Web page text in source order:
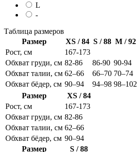
L
-
Таблица размеров
Размер
XS / 84 S / 88 M / 92
Рост, см
167-173
Обхват груди, см 82-86 86-90 90-94
Обхват талии, см 62–66 66–70 70–74
Обхват бёдер, см 90–94 94–98 98–102
Размер
XS / 84
Рост, см
167-173
Обхват груди, см 82-86
Обхват талии, см 62–66
Обхват бёдер, см 90–94
Размер
S / 88